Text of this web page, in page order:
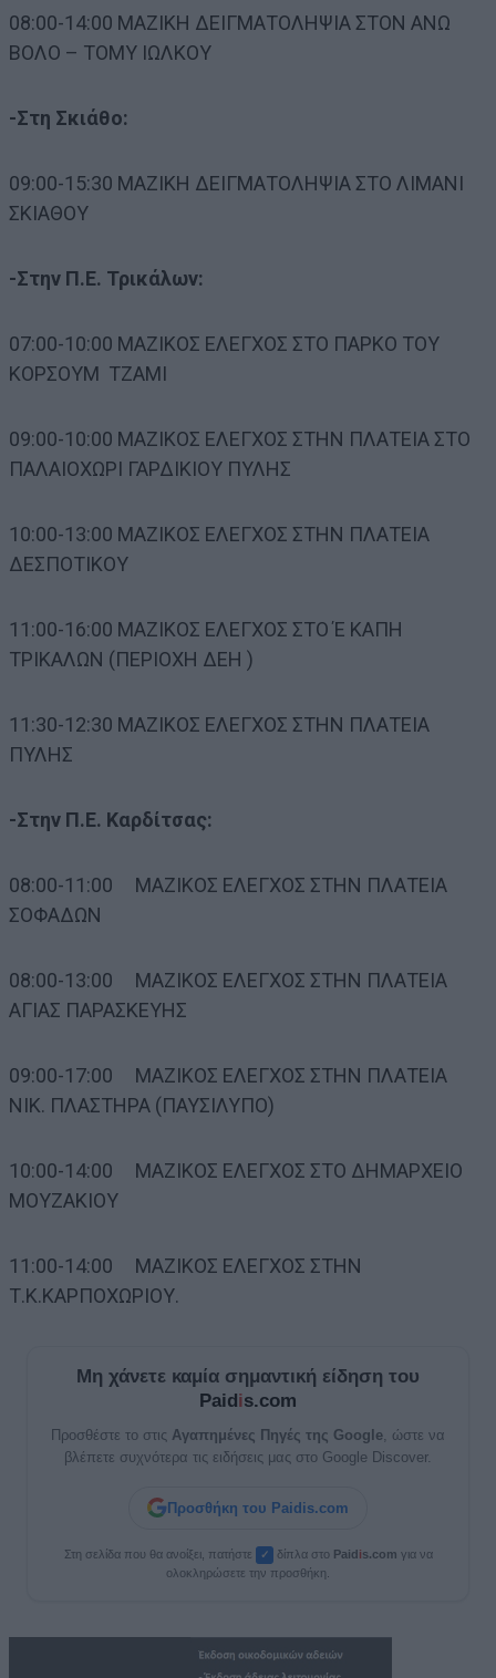
08:00-14:00 ΜΑΖΙΚΗ ΔΕΙΓΜΑΤΟΛΗΨΙΑ ΣΤΟΝ ΑΝΩ
ΒΟΛΟ – ΤΟΜΥ ΙΩΛΚΟΥ
-Στη Σκιάθο:
09:00-15:30 ΜΑΖΙΚΗ ΔΕΙΓΜΑΤΟΛΗΨΙΑ ΣΤΟ ΛΙΜΑΝΙ
ΣΚΙΑΘΟΥ
-Στην Π.Ε. Τρικάλων:
07:00-10:00 ΜΑΖΙΚΟΣ ΕΛΕΓΧΟΣ ΣΤΟ ΠΑΡΚΟ ΤΟΥ
ΚΟΡΣΟΥΜ ΤΖΑΜΙ
09:00-10:00 ΜΑΖΙΚΟΣ ΕΛΕΓΧΟΣ ΣΤΗΝ ΠΛΑΤΕΙΑ ΣΤΟ
ΠΑΛΑΙΟΧΩΡΙ ΓΑΡΔΙΚΙΟΥ ΠΥΛΗΣ
10:00-13:00 ΜΑΖΙΚΟΣ ΕΛΕΓΧΟΣ ΣΤΗΝ ΠΛΑΤΕΙΑ
ΔΕΣΠΟΤΙΚΟΥ
11:00-16:00 ΜΑΖΙΚΟΣ ΕΛΕΓΧΟΣ ΣΤΟ Έ ΚΑΠΗ
ΤΡΙΚΑΛΩΝ (ΠΕΡΙΟΧΗ ΔΕΗ )
11:30-12:30 ΜΑΖΙΚΟΣ ΕΛΕΓΧΟΣ ΣΤΗΝ ΠΛΑΤΕΙΑ
ΠΥΛΗΣ
-Στην Π.Ε. Καρδίτσας:
08:00-11:00 ΜΑΖΙΚΟΣ ΕΛΕΓΧΟΣ ΣΤΗΝ ΠΛΑΤΕΙΑ
ΣΟΦΑΔΩΝ
08:00-13:00 ΜΑΖΙΚΟΣ ΕΛΕΓΧΟΣ ΣΤΗΝ ΠΛΑΤΕΙΑ
ΑΓΙΑΣ ΠΑΡΑΣΚΕΥΗΣ
09:00-17:00 ΜΑΖΙΚΟΣ ΕΛΕΓΧΟΣ ΣΤΗΝ ΠΛΑΤΕΙΑ
ΝΙΚ. ΠΛΑΣΤΗΡΑ (ΠΑΥΣΙΛΥΠΟ)
10:00-14:00 ΜΑΖΙΚΟΣ ΕΛΕΓΧΟΣ ΣΤΟ ΔΗΜΑΡΧΕΙΟ
ΜΟΥΖΑΚΙΟΥ
11:00-14:00 ΜΑΖΙΚΟΣ ΕΛΕΓΧΟΣ ΣΤΗΝ
Τ.Κ.ΚΑΡΠΟΧΩΡΙΟΥ.
Μη χάνετε καμία σημαντική είδηση του
Paidis.com
Προσθέστε το στις Αγαπημένες Πηγές της Google , ώστε να
βλέπετε συχνότερα τις ειδήσεις μας στο Google Discover.
Προσθήκη του Paidis.com
Στη σελίδα που θα ανοίξει, πατήστε ✓ δίπλα στο Paidis.com για να
ολοκληρώσετε την προσθήκη.